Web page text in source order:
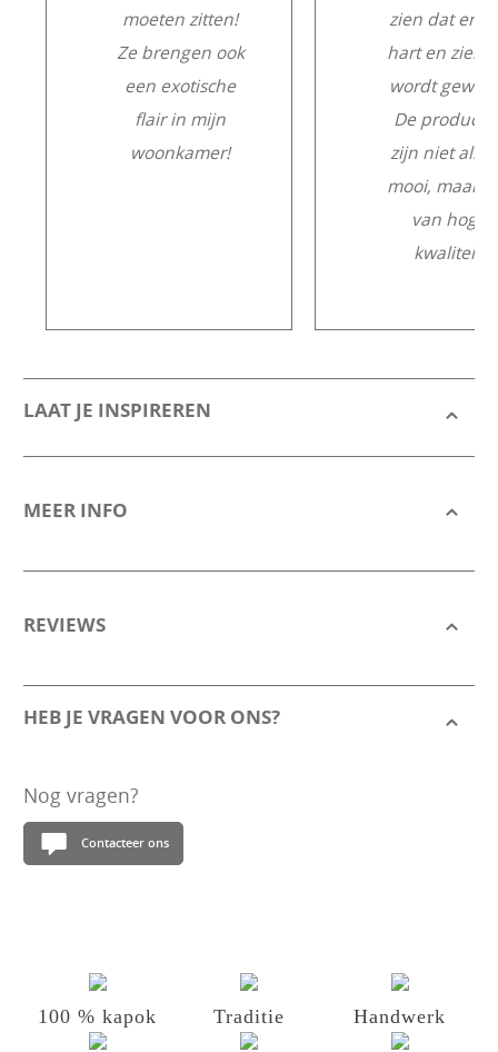
zien dat er
hart en ziel
wordt
De
zijn niet
mooi, maar
van hoge
kwaliteit.
moeten zitten!
Ze brengen ook
een exotische
flair in mijn
woonkamer!
LAAT JE INSPIREREN
MEER INFO
REVIEWS
HEB JE VRAGEN VOOR ONS?
Nog vragen?
Contacteer ons
100 % kapok Traditie Handwerk